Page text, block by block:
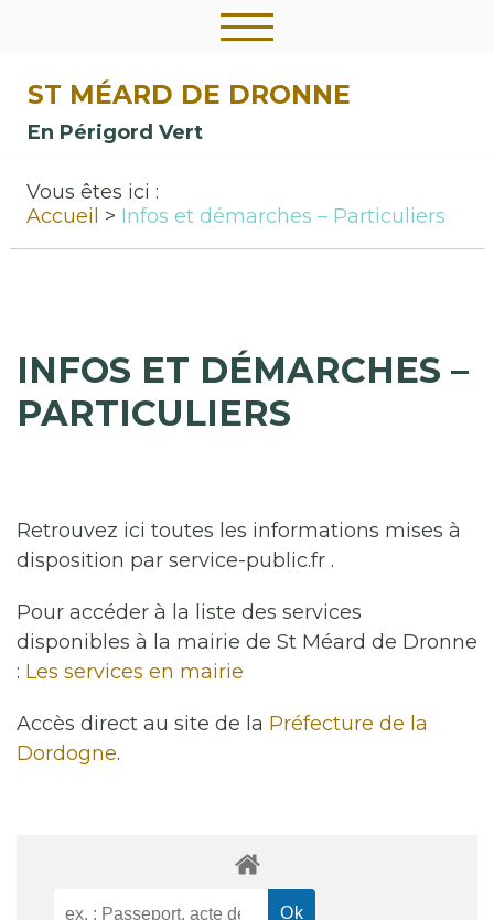
ST MÉARD DE DRONNE
En Périgord Vert
Vous êtes ici :
Accueil
Infos et démarches – Particuliers
INFOS ET DÉMARCHES –
PARTICULIERS
Retrouvez ici toutes les informations mises à
disposition par service-public.fr .
Pour accéder à la liste des services
disponibles à la mairie de St Méard de Dronne
: Les services en mairie
Accès direct au site de la Préfecture de la
Dordogne.